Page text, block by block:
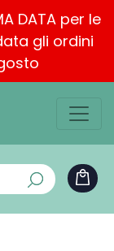
DATA per le
gli ordini